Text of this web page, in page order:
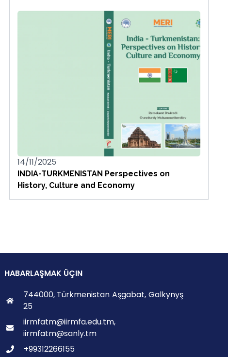
14/11/2025
INDIA-TURKMENISTAN Perspectives on
History, Culture and Economy
HABARLAŞMAK ÜÇIN
744000, Türkmenistan Aşgabat, Galkynyş
25
iirmfatm@iirmfa.edu.tm,
iirmfatm@sanly.tm
+99312266155